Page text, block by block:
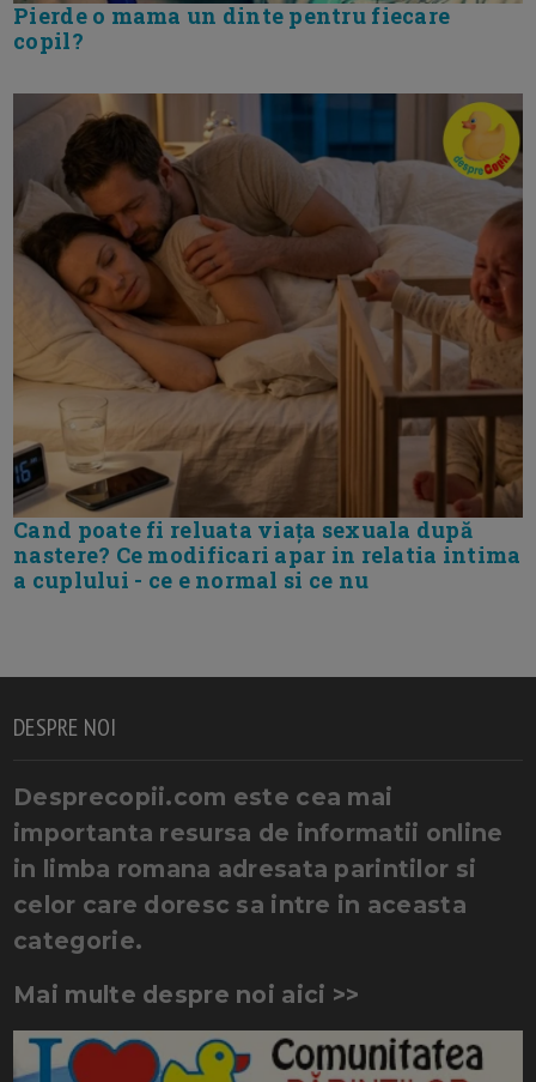
Pierde o mama un dinte pentru fiecare
copil?
Cand poate fi reluata viața sexuala după
nastere? Ce modificari apar in relatia intima
a cuplului - ce e normal si ce nu
DESPRE NOI
Desprecopii.com este cea mai
importanta resursa de informatii online
in limba romana adresata parintilor si
celor care doresc sa intre in aceasta
categorie.
Mai multe despre noi aici >>